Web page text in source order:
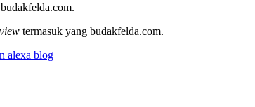
termasuk yang budakfelda.com.
alexa blog